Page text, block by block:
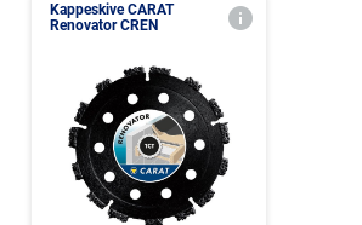
Kappeskive CARAT
Renovator CREN